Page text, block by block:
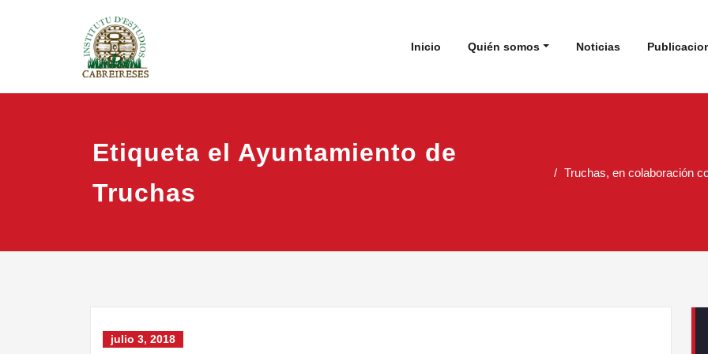
Inicio Quién somos Noticias
Etiqueta el Ayuntamiento de
Truchas
Truchas, en colaboración
julio 3, 2018